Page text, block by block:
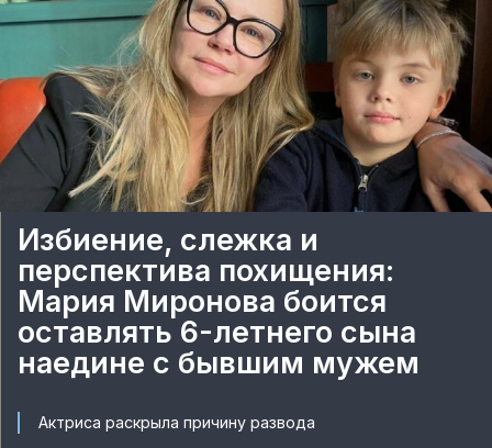
Избиение, слежка и
перспектива похищения:
Мария Миронова боится
оставлять 6-летнего сына
наедине с бывшим мужем
Актриса раскрыла причину развода